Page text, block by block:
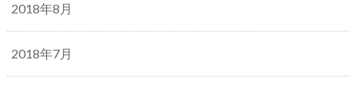
2018年8月
2018年7月